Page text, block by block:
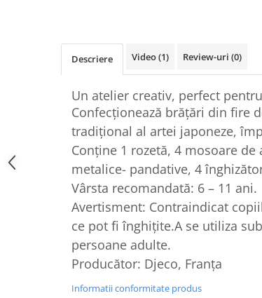
Descriere Video(1) Review-uri (0)
Un atelier creativ, perfect
Confecționează brățări din fire
tradițional al artei japoneze,
Conține 1 rozetă, 4 mosoare
metalice- pandative, 4
Vârsta recomandată: 6 – 11 ani.
Avertisment: Contraindicat
ce pot fi înghițite.A se utiliza
persoane adulte.
Producător: Djeco, Franța
Informatii conformitate produs